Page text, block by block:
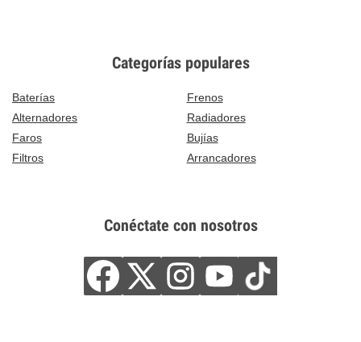
Categorías populares
Baterías
Frenos
Alternadores
Radiadores
Faros
Bujías
Filtros
Arrancadores
Conéctate con nosotros